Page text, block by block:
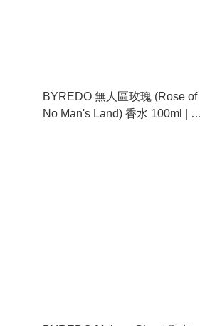
BYREDO 無人區玫瑰 (Rose of
No Man's Land) 香水 100ml | 清